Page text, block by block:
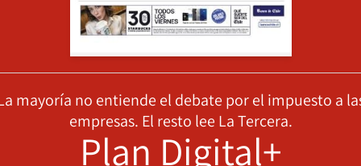
mayoría no entiende el debate por el impuesto a
empresas. El resto lee La Tercera.
Plan Digital+